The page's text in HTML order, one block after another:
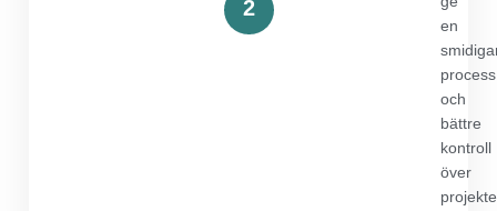
2
en
process
och
bättre
kontroll
över